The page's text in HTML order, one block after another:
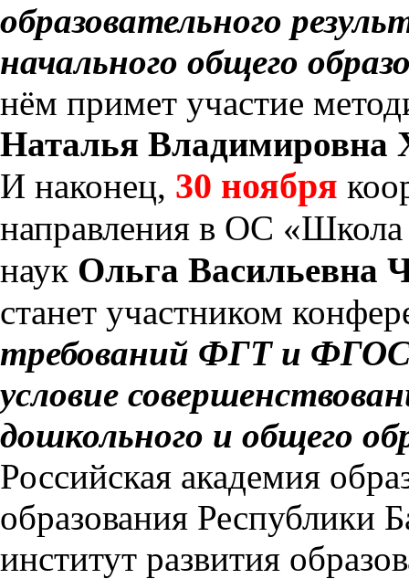
образовательного
начального общего
нём примет участие
Наталья Владимировна
И наконец, 30 ноября
направления в ОС «Школа
наук Ольга Васильевна
станет участником
требований ФГТ и ФГОС
условие
дошкольного и общего
Российская академия
образования Республики
институт развития